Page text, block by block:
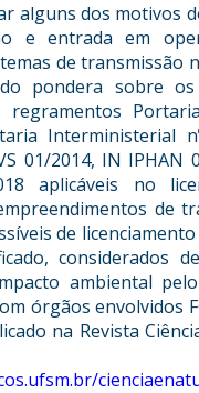
alguns dos motivos
e entrada em
de transmissão
pondera sobre
regramentos
Interministerial
01/2014, IN IPHAN
aplicáveis no
de
de
considerados
ambiental
órgãos envolvidos
na Revista